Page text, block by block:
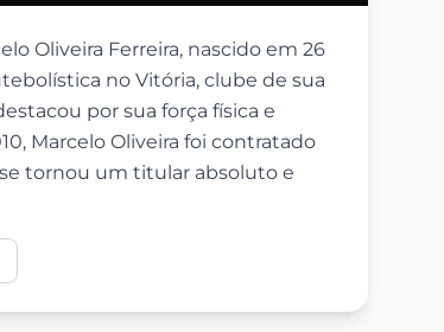
Oliveira Ferreira, nascido em 26
no Vitória, clube de sua
por sua força física e
Marcelo Oliveira foi contratado
tornou um titular absoluto e